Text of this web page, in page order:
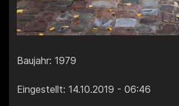
Baujahr: 1979
Eingestellt: 14.10.2019 - 06:46